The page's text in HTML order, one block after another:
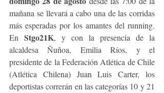
mañana se llevará a cabo una de las corridas
más esperadas por los amantes del running.
En Stgo21K, y con la presencia de la
alcaldesa Ñuñoa, Emilia Ríos, y el
presidente de la Federación Atlética de Chile
(Atlética Chilena) Juan Luis Carter, los
deportistas correrán en las categorías 10 y 21